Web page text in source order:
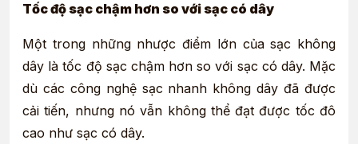
Tốc độ sạc chậm hơn so với sạc có dây
Một trong những nhược điểm lớn của sạc không
dây là tốc độ sạc chậm hơn so với sạc có dây. Mặc
dù các công nghệ sạc nhanh không dây đã được
cải tiến, nhưng nó vẫn không thể đạt được tốc đô
cao như sạc có dây.